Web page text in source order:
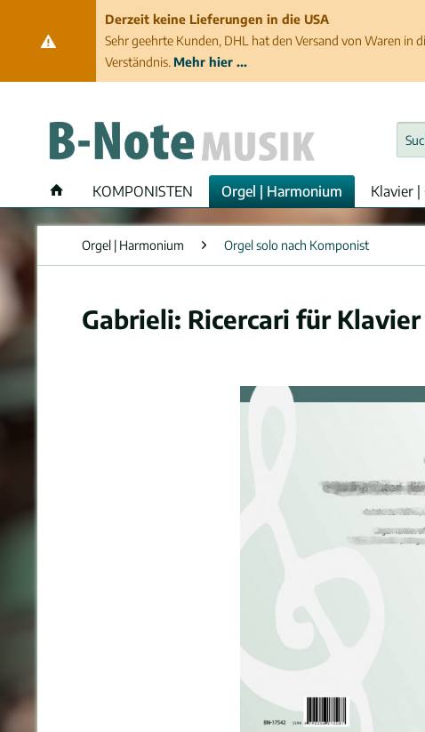
Derzeit keine Lieferungen in die USA
Sehr geehrte Kunden, DHL hat den Versand von Waren
Verständnis. Mehr hier ...
KOMPONISTEN Orgel | Harmonium Klavier |
Orgel | Harmonium Orgel solo nach Komponist
Gabrieli: Ricercari für